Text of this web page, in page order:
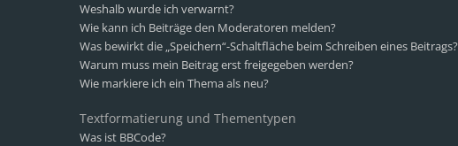
Weshalb wurde ich verwarnt?
Wie kann ich Beiträge den Moderatoren melden?
Was bewirkt die „Speichern“-Schaltfläche beim Schreiben eines Beitrags?
Warum muss mein Beitrag erst freigegeben werden?
Wie markiere ich ein Thema als neu?
Textformatierung und Thementypen
Was ist BBCode?